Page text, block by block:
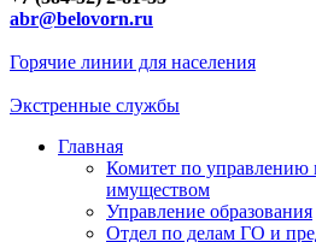
abr@belovorn.ru
Горячие линии для населения
Экстренные службы
Главная
Комитет по
имуществом
Управление образования
Отдел по делам ГО и